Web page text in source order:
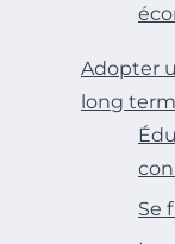
Adopter
long
Se